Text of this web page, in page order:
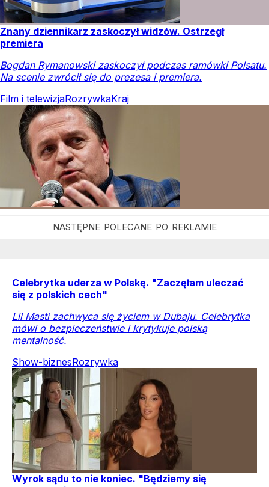
Znany dziennikarz zaskoczył widzów. Ostrzegł
premiera
Bogdan Rymanowski zaskoczył podczas ramówki Polsatu.
Na scenie zwrócił się do prezesa i premiera.
Film i telewizjaRozrywkaKraj
Celebrytka uderza w Polskę. "Zaczęłam uleczać
się z polskich cech"
Lil Masti zachwyca się życiem w Dubaju. Celebrytka
mówi o bezpieczeństwie i krytykuje polską
mentalność.
Show-biznesRozrywka
Wyrok sądu to nie koniec. "Będziemy się